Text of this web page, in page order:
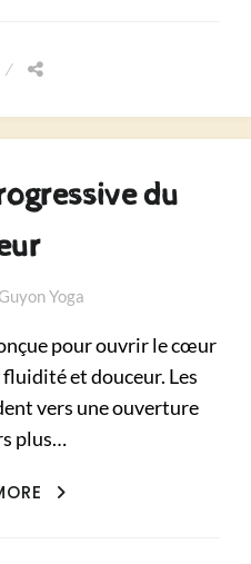
du
Yoga
pour ouvrir le cœur
et douceur. Les
vers une ouverture
plus…
OUVERTURE